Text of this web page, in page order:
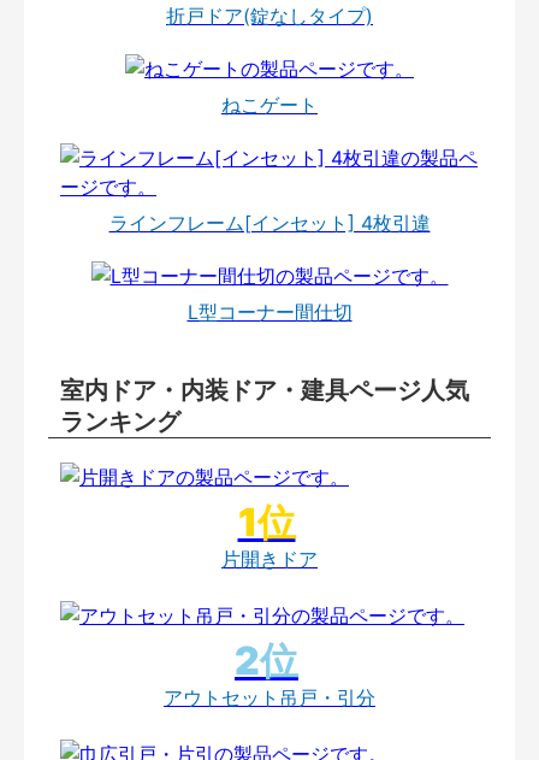
折戸ドア(錠なしタイプ)
ねこゲート
ラインフレーム[インセット] 4枚引違
L型コーナー間仕切
室内ドア・内装ドア・建具ページ人気
ランキング
片開きドア
アウトセット吊戸・引分